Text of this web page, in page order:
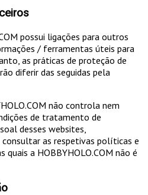
possui ligações para outros
/ ferramentas úteis para
as práticas de proteção de
diferir das seguidas pela
não controla nem
de tratamento de
desses websites,
as respetivas políticas e
quais a HOBBYHOLO.COM não é